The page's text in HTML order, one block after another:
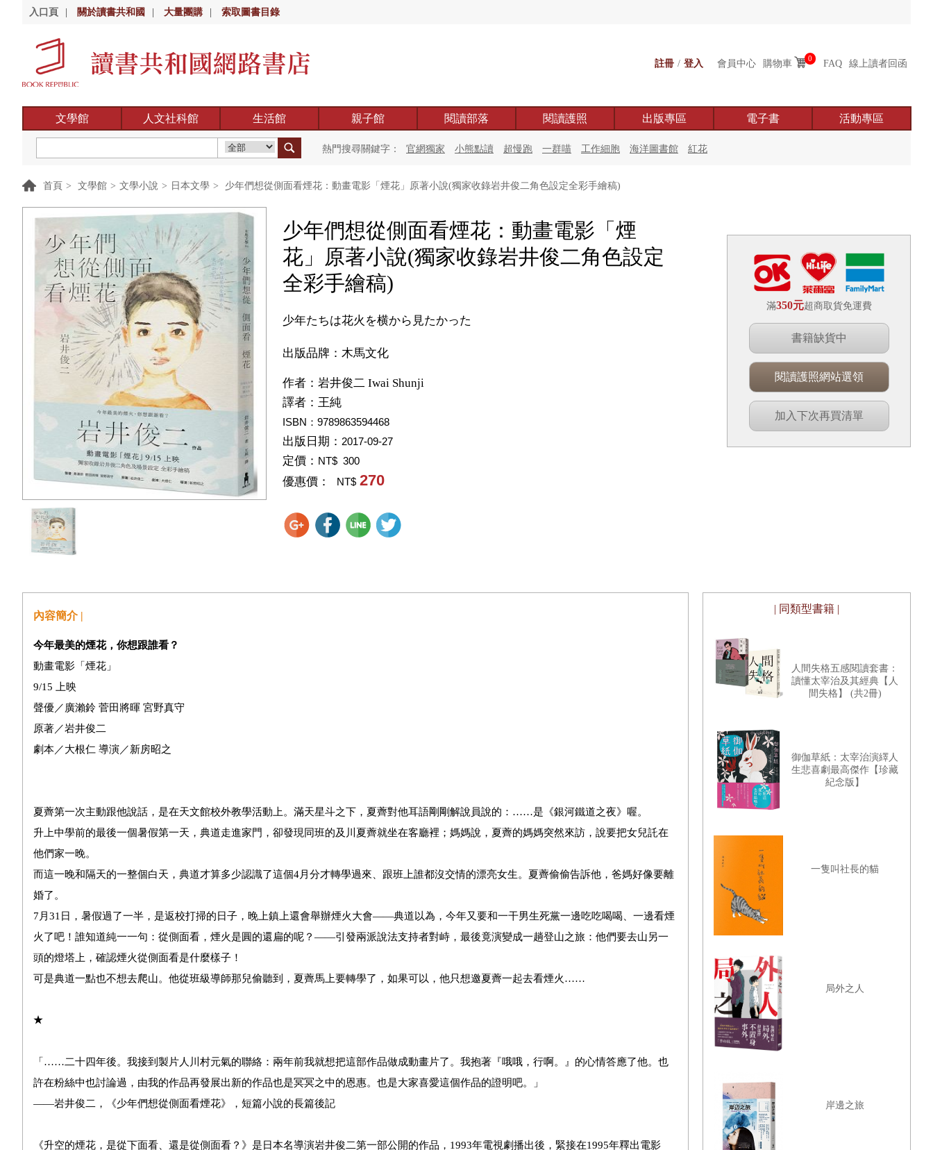
入口頁 關於讀書共和國 大量團購 索取圖書目錄
註冊 / 登入 會員中心 購物車 0 FAQ 線上讀者回函
文學館 人文社科館 生活館 親子館 閱讀部落 閱讀護照 出版專區 電子書 活動專區
熱門搜尋關鍵字： 官網獨家 小熊點讀 超慢跑 一群喵 工作細胞 海洋圖書館 紅花
首頁 > 文學館 > 文學小說 > 日本文學 > 少年們想從側面看煙花：動畫電影「煙花」原著小說(獨家收錄岩井俊二角色設定全彩手繪稿)
少年們想從側面看煙花：動畫電影「煙
花」原著小說(獨家收錄岩井俊二角色設定
全彩手繪稿)
少年たちは花火を横から見たかった
出版品牌：木馬文化
作者： 岩井俊二 Iwai Shunji
譯者： 王純
ISBN：9789863594468
出版日期： 2017-09-27
定價： NT$ 300
優惠價： NT$ 270
滿350元超商取貨免運費
書籍缺貨中
閱讀護照網站選領
加入下次再買清單
內容簡介 |
今年最美的煙花，你想跟誰看？
動畫電影「煙花」
9/15 上映
聲優／廣瀨鈴 菅田將暉 宮野真守
原著／岩井俊二
劇本／大根仁 導演／新房昭之
夏薺第一次主動跟他說話，是在天文館校外教學活動上。滿天星斗之下，夏薺對他耳語剛剛解說員說的：……是《銀河鐵道之夜》喔。
升上中學前的最後一個暑假第一天，典道走進家門，卻發現同班的及川夏薺就坐在客廳裡；媽媽說，夏薺的媽媽突然來訪，說要把女兒託在
他們家一晚。
而這一晚和隔天的一整個白天，典道才算多少認識了這個4月分才轉學過來、跟班上誰都沒交情的漂亮女生。夏薺偷偷告訴他，爸媽好像要離
婚了。
7月31日，暑假過了一半，是返校打掃的日子，晚上鎮上還會舉辦煙火大會——典道以為，今年又要和一干男生死黨一邊吃吃喝喝、一邊看煙
火了吧！誰知道純一一句：從側面看，煙火是圓的還扁的呢？——引發兩派說法支持者對峙，最後竟演變成一趟登山之旅：他們要去山另一
頭的燈塔上，確認煙火從側面看是什麼樣子！
可是典道一點也不想去爬山。他從班級導師那兒偷聽到，夏薺馬上要轉學了，如果可以，他只想邀夏薺一起去看煙火……
★
「……二十四年後。我接到製片人川村元氣的聯絡：兩年前我就想把這部作品做成動畫片了。我抱著『哦哦，行啊。』的心情答應了他。也
許在粉絲中也討論過，由我的作品再發展出新的作品也是冥冥之中的恩惠。也是大家喜愛這個作品的證明吧。」
——岩井俊二，《少年們想從側面看煙花》，短篇小說的長篇後記
《升空的煙花，是從下面看、還是從側面看？》是日本名導演岩井俊二第一部公開的作品，1993年電視劇播出後，緊接在1995年釋出電影
| 同類型書籍 |
人間失格五感閱讀套書：
讀懂太宰治及其經典【人
間失格】 (共2冊)
御伽草紙：太宰治演繹人
生悲喜劇最高傑作【珍藏
紀念版】
一隻叫社長的貓
局外之人
岸邊之旅